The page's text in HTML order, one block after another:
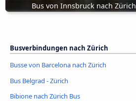
Bus von Innsbruck nach Zürich
Busverbindungen nach Zürich
Busse von Barcelona nach Zürich
Bus Belgrad - Zürich
Bibione nach Zürich Bus